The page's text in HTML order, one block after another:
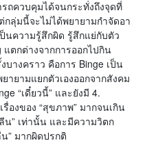
ถควบคุมได้จนกระทั่งถึงจุดที่
ลุ่มนี้จะไม่ได้พยายามกำจัดอา
นความรู้สึกผิด รู้สึกแย่กับตัว
แตกต่างจากการออกไปกิน
บางคราว คือการ Binge เป็น
ายามแยกตัวเองออกจากสังคม
“เดี๋ยวนี้” และยังมี 4.
องของ “สุขภาพ” มากจนเกิน
น” เท่านั้น และมีความวิตก
” มากผิดปรกติ